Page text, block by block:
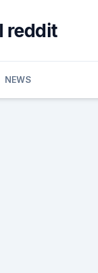
reddit
NEWS